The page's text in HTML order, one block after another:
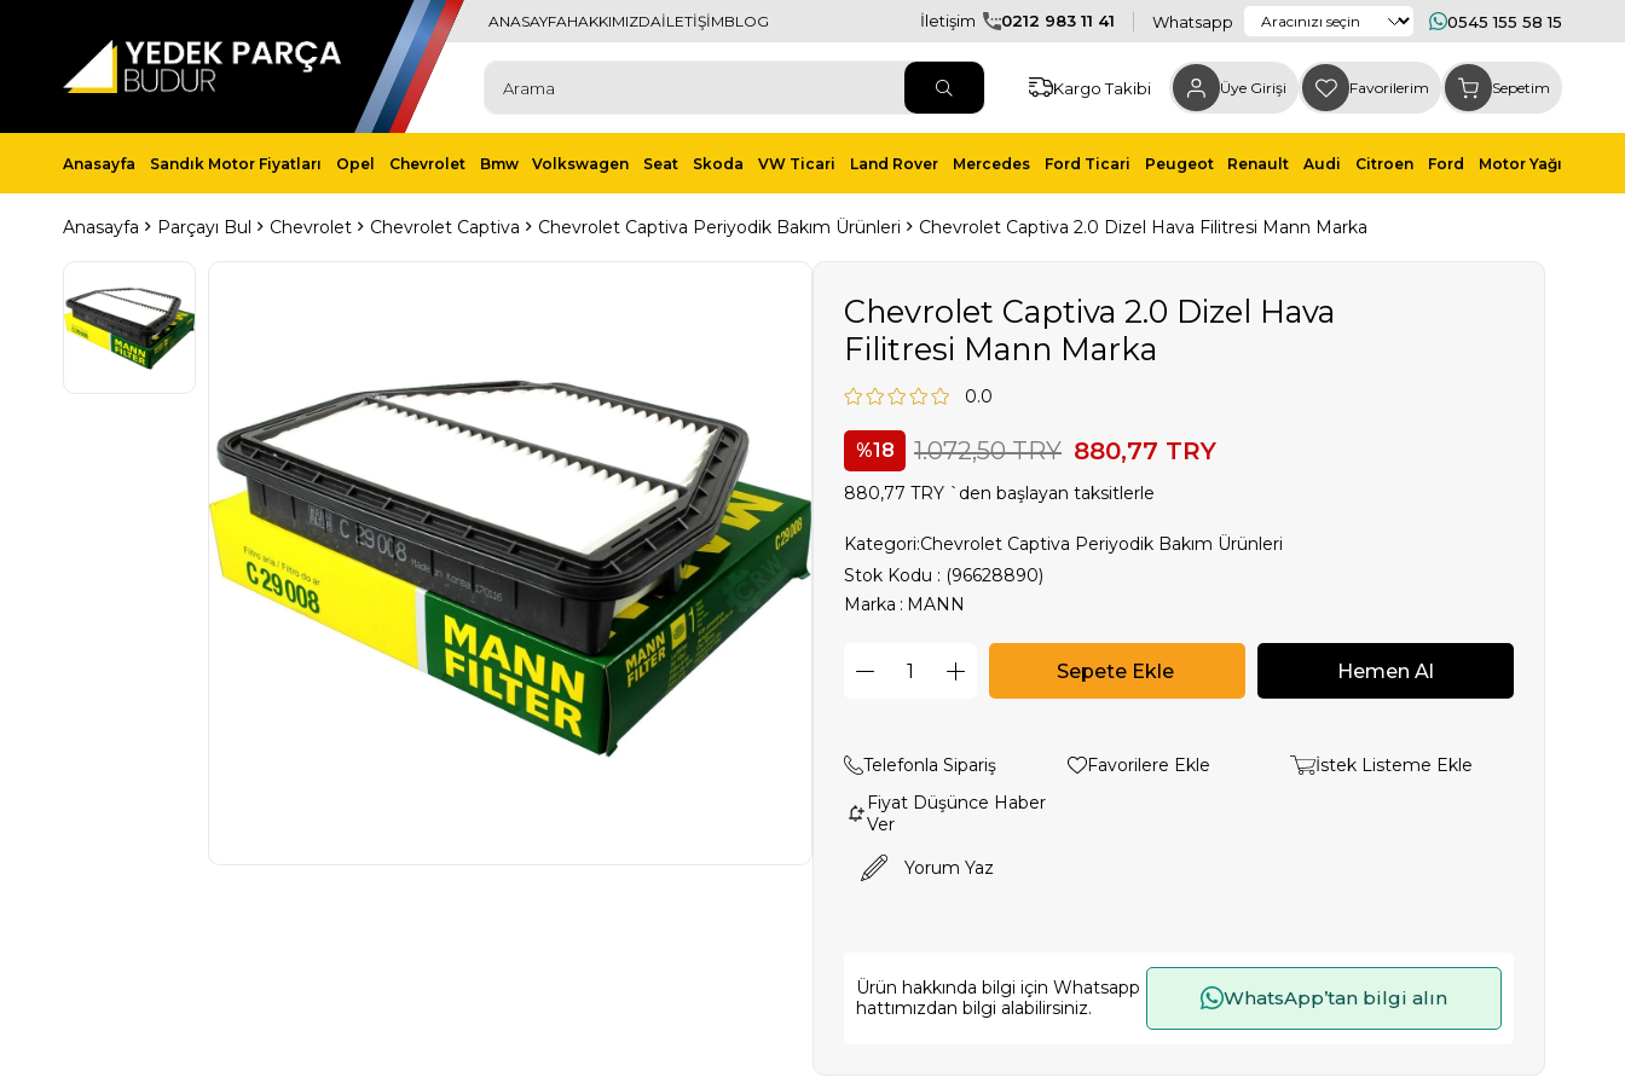
ANASAYFAHAKKIMIZDAİLETİŞİMBLOG İletişim 0212 983 11 41 Whatsapp 0545 155 58 15
Kargo Takibi Üye Girişi Favorilerim Sepetim
Anasayfa Sandık Motor Fiyatları Opel Chevrolet Bmw Volkswagen Seat Skoda VW Ticari Land Rover Mercedes Ford Ticari Peugeot Renault Audi Citroen Ford Motor Yağı
Anasayfa Parçayı Bul Chevrolet Chevrolet Captiva Chevrolet Captiva Periyodik Bakım Ürünleri Chevrolet Captiva 2.0 Dizel Hava Filitresi Mann Marka
Chevrolet Captiva 2.0 Dizel Hava
Filitresi Mann Marka
0.0
18 1.072,50 TRY 880,77 TRY
880,77 TRY `den başlayan taksitlerle
Kategori:Chevrolet Captiva Periyodik Bakım Ürünleri
Stok Kodu
(96628890)
Marka : MANN
Telefonla Sipariş Favorilere Ekle
İstek Listeme Ekle
Fiyat Düşünce Haber
Ver
Yorum Yaz
Ürün hakkında bilgi için Whatsapp
hattımızdan bilgi alabilirsiniz.
WhatsApp’tan bilgi alın